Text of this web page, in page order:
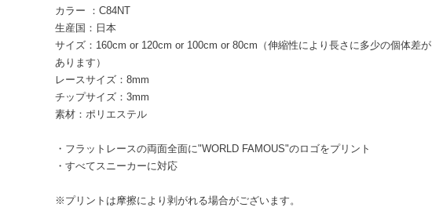
カラー ：C84NT
生産国：日本
サイズ：160cm or 120cm or 100cm or 80cm（伸縮性により長さに多少の個体差が
あります）
レースサイズ：8mm
チップサイズ：3mm
素材：ポリエステル
・フラットレースの両面全面に"WORLD FAMOUS"のロゴをプリント
・すべてスニーカーに対応
※プリントは摩擦により剥がれる場合がございます。